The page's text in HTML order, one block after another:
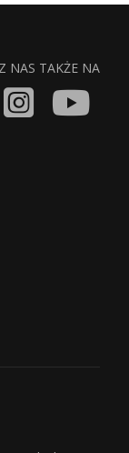
NAS TAKŻE NA